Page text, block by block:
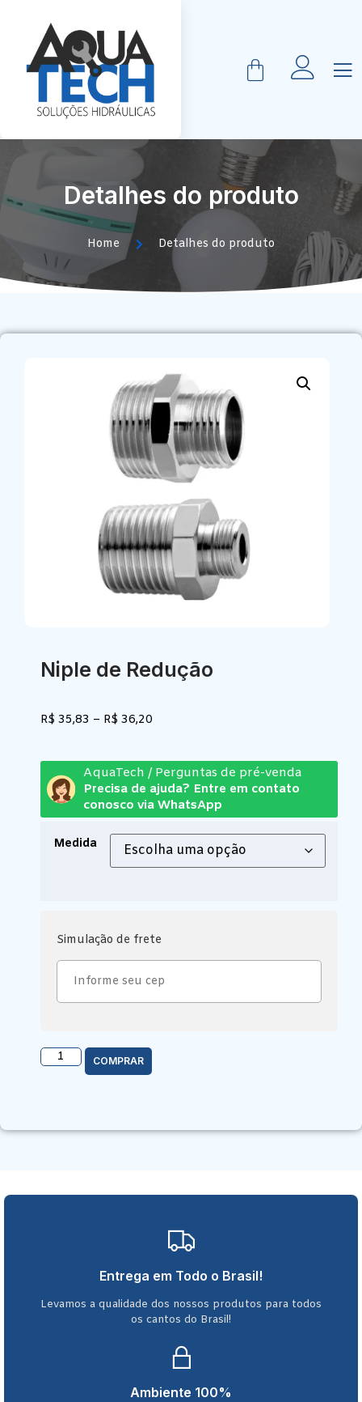
Detalhes do produto
Home Detalhes do produto
Niple de Redução
R$ 35,83 – R$ 36,20
AquaTech / Perguntas de pré-venda
Precisa de ajuda? Entre em contato
conosco via WhatsApp
Medida
Simulação de frete
COMPRAR
Entrega em Todo o Brasil!
Levamos a qualidade dos nossos produtos para todos
os cantos do Brasil!
Ambiente 100%